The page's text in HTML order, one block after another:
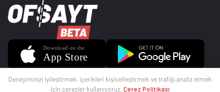
Deneyiminizi iyileştirmek, içerikleri kişiselleştirmek ve trafiği analiz etmek
için çerezler kullanıyoruz. Çerez Politikası